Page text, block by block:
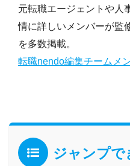
元転職エージェントや人
情に詳しいメンバーが監
を多数掲載。
転職nendo編集チームメ
ジャンプで